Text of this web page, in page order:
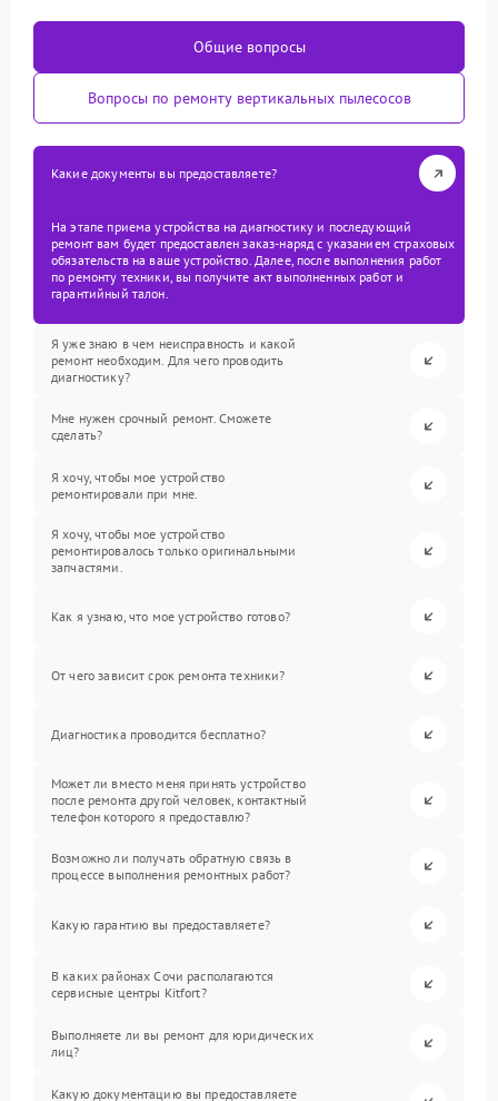
Общие вопросы
Вопросы по ремонту вертикальных пылесосов
Какие документы вы предоставляете?
На этапе приема устройства на диагностику и последующий
ремонт вам будет предоставлен заказ-наряд с указанием страховых
обязательств на ваше устройство. Далее, после выполнения работ
по ремонту техники, вы получите акт выполненных работ и
гарантийный талон.
Я уже знаю в чем неисправность и какой
ремонт необходим. Для чего проводить
диагностику?
Мне нужен срочный ремонт. Сможете
сделать?
Я хочу, чтобы мое устройство
ремонтировали при мне.
Я хочу, чтобы мое устройство
ремонтировалось только оригинальными
запчастями.
Как я узнаю, что мое устройство готово?
От чего зависит срок ремонта техники?
Диагностика проводится бесплатно?
Может ли вместо меня принять устройство
после ремонта другой человек, контактный
телефон которого я предоставлю?
Возможно ли получать обратную связь в
процессе выполнения ремонтных работ?
Какую гарантию вы предоставляете?
В каких районах Сочи располагаются
сервисные центры Kitfort?
Выполняете ли вы ремонт для юридических
лиц?
Какую документацию вы предоставляете